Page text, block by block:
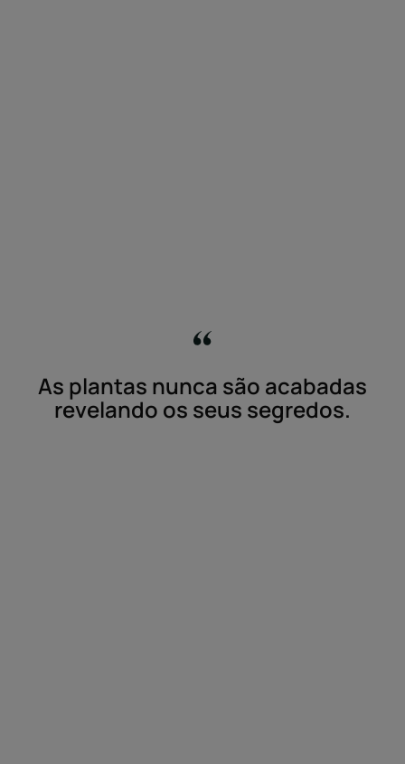
As plantas nunca são acabadas
revelando os seus segredos.